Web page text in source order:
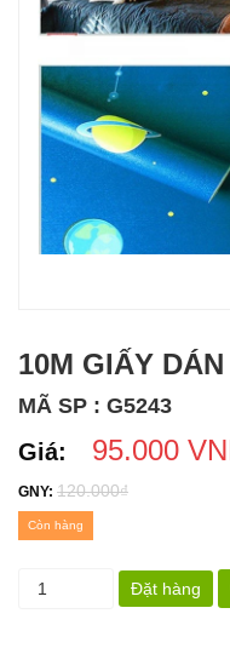
10M GIẤY
MÃ SP : G5243
Giá: 95.000
GNY: 120.000₫
Còn hàng
Đặt hàng